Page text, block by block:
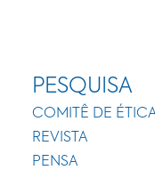
PESQUISA
COMITÊ DE
REVISTA
PENSA